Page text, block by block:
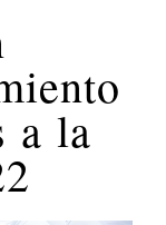
a la